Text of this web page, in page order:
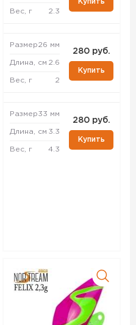
Вес, г 2.3
Купить
Размер26 мм
Длина, см 2.6
Вес, г 2
280 руб.
Купить
Размер33 мм
Длина, см 3.3
Вес, г 4.3
280 руб.
Купить